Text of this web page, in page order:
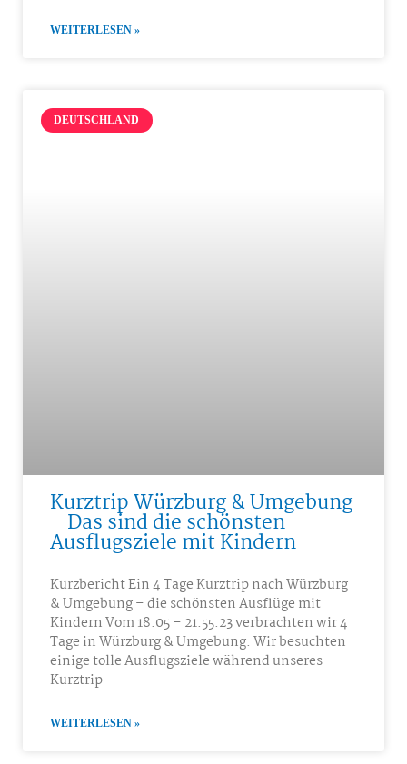
WEITERLESEN »
DEUTSCHLAND
Kurztrip Würzburg & Umgebung
– Das sind die schönsten
Ausflugsziele mit Kindern
Kurzbericht Ein 4 Tage Kurztrip nach Würzburg
& Umgebung – die schönsten Ausflüge mit
Kindern Vom 18.05 – 21.55.23 verbrachten wir 4
Tage in Würzburg & Umgebung. Wir besuchten
einige tolle Ausflugsziele während unseres
Kurztrip
WEITERLESEN »